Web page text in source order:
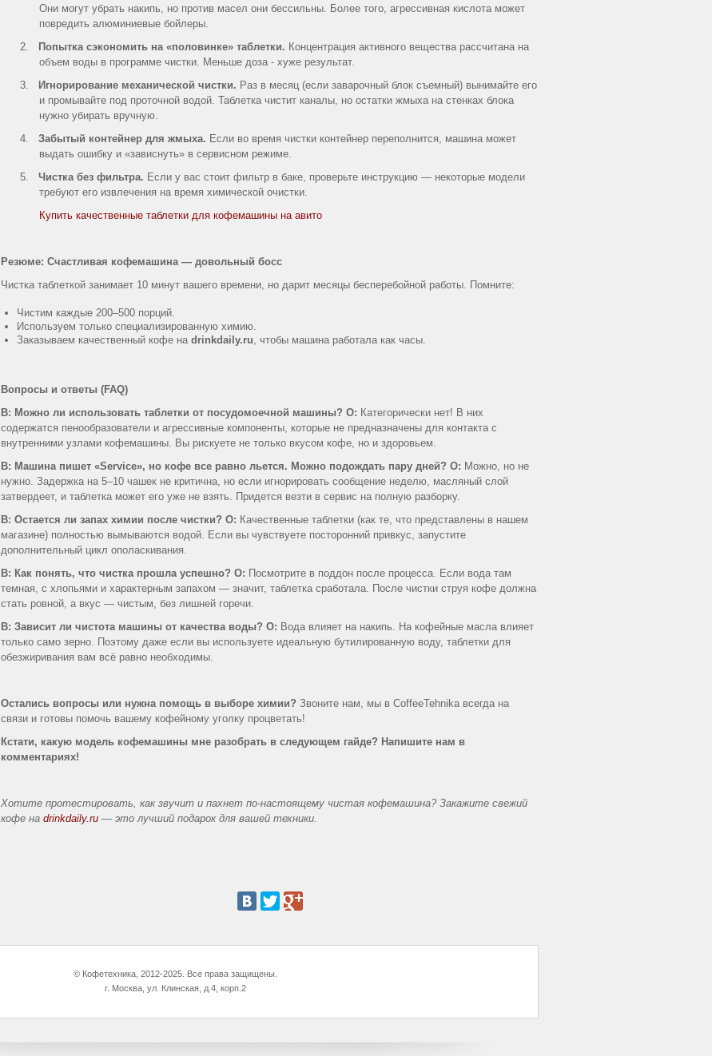
Они могут убрать накипь, но против масел они бессильны. Более того, агрессивная кислота может
повредить алюминиевые бойлеры.
2.
Попытка сэкономить на «половинке» таблетки. Концентрация активного вещества рассчитана на
объем воды в программе чистки. Меньше доза - хуже результат.
3.
Игнорирование механической чистки. Раз в месяц (если заварочный блок съемный) вынимайте его
и промывайте под проточной водой. Таблетка чистит каналы, но остатки жмыха на стенках блока
нужно убирать вручную.
4.
Забытый контейнер для жмыха. Если во время чистки контейнер переполнится, машина может
выдать ошибку и «зависнуть» в сервисном режиме.
5.
Чистка без фильтра. Если у вас стоит фильтр в баке, проверьте инструкцию — некоторые модели
требуют его извлечения на время химической очистки.
Купить качественные таблетки для кофемашины на авито
Резюме: Счастливая кофемашина — довольный босс
Чистка таблеткой занимает 10 минут вашего времени, но дарит месяцы бесперебойной работы. Помните:
Чистим каждые 200–500 порций.
Используем только специализированную химию.
Заказываем качественный кофе на drinkdaily.ru, чтобы машина работала как часы.
Вопросы и ответы (FAQ)
В: Можно ли использовать таблетки от посудомоечной машины? О: Категорически нет! В них
содержатся пенообразователи и агрессивные компоненты, которые не предназначены для контакта с
внутренними узлами кофемашины. Вы рискуете не только вкусом кофе, но и здоровьем.
В: Машина пишет «Service», но кофе все равно льется. Можно подождать пару дней? О: Можно, но не
нужно. Задержка на 5–10 чашек не критична, но если игнорировать сообщение неделю, масляный слой
затвердеет, и таблетка может его уже не взять. Придется везти в сервис на полную разборку.
В: Остается ли запах химии после чистки? О: Качественные таблетки (как те, что представлены в нашем
магазине) полностью вымываются водой. Если вы чувствуете посторонний привкус, запустите
дополнительный цикл ополаскивания.
В: Как понять, что чистка прошла успешно? О: Посмотрите в поддон после процесса. Если вода там
темная, с хлопьями и характерным запахом — значит, таблетка сработала. После чистки струя кофе должна
стать ровной, а вкус — чистым, без лишней горечи.
В: Зависит ли чистота машины от качества воды? О: Вода влияет на накипь. На кофейные масла влияет
только само зерно. Поэтому даже если вы используете идеальную бутилированную воду, таблетки для
обезжиривания вам всё равно необходимы.
Остались вопросы или нужна помощь в выборе химии? Звоните нам, мы в CoffeeTehnika всегда на
связи и готовы помочь вашему кофейному уголку процветать!
Кстати, какую модель кофемашины мне разобрать в следующем гайде? Напишите нам в
комментариях!
Хотите протестировать, как звучит и пахнет по-настоящему чистая кофемашина? Закажите свежий
кофе на drinkdaily.ru — это лучший подарок для вашей техники.
© Кофетехника, 2012-2025. Все права защищены.
г. Москва, ул. Клинская, д.4, корп.2